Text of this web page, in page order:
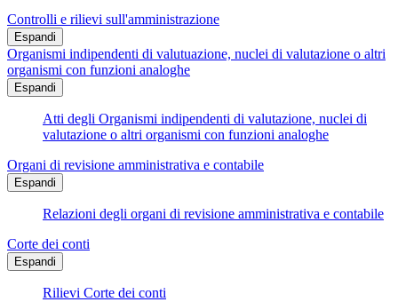
Controlli e rilievi sull'amministrazione
Espandi
Organismi indipendenti di valutuazione, nuclei di valutazione o altri
organismi con funzioni analoghe
Espandi
Atti degli Organismi indipendenti di valutazione, nuclei di
valutazione o altri organismi con funzioni analoghe
Organi di revisione amministrativa e contabile
Espandi
Relazioni degli organi di revisione amministrativa e contabile
Corte dei conti
Espandi
Rilievi Corte dei conti